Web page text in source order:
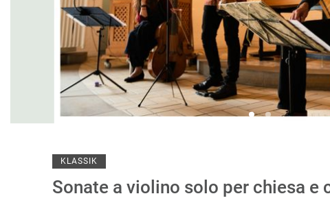
KLASSIK
Sonate a violino solo per chiesa e